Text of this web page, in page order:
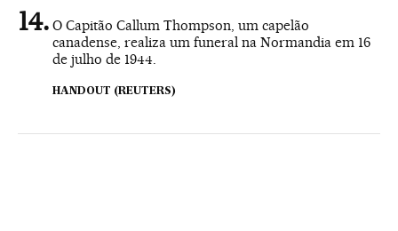
O Capitão Callum Thompson, um capelão
canadense, realiza um funeral na Normandia em 16
de julho de 1944.
HANDOUT (REUTERS)